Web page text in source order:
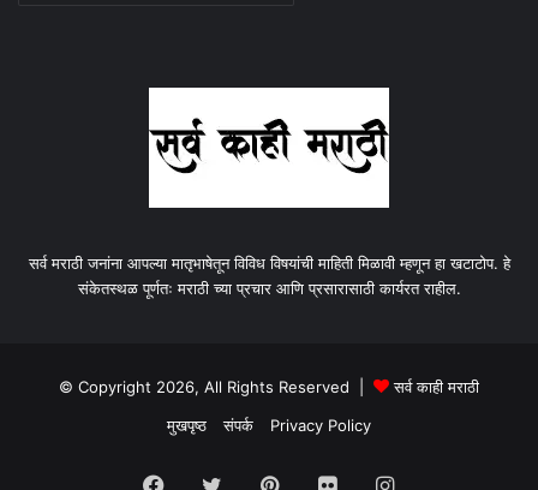
सर्व मराठी जनांना आपल्या मातृभाषेतून विविध विषयांची माहिती मिळावी म्हणून हा खटाटोप. हे
संकेतस्थळ पूर्णतः मराठी च्या प्रचार आणि प्रसारासाठी कार्यरत राहील.
© Copyright 2026, All Rights Reserved |
सर्व काही मराठी
मुखपृष्ठ
संपर्क Privacy Policy
Facebook
TwitterPinterestFlickrInstagram